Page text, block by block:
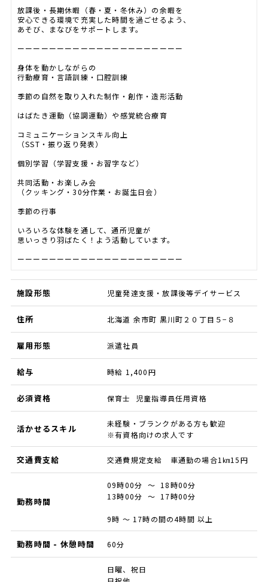
放課後・長期休暇（春・夏・冬休み）の余暇を
安心できる環境で充実した時間を過ごせるよう、
あそび、まなびをサポートします。
ーーーーーーーーーーーーーーーーーーーーー
身体を動かしながらの
行動療育・言語訓練・口腔訓練
季節の自然を取り入れた制作・創作・造形活動
はばたき運動（協調運動）や感覚統合療育
コミュニケーションスキル向上
（SST・振り返り発表）
個別学習（学習支援・お習字など）
共同活動・お楽しみ会
（クッキング・30分作業・お誕生日会）
季節の行事
いろいろな体験を通して、通所児童が
思いっきり羽ばたく！よう活動しています。
ーーーーーーーーーーーーーーーーーーーーー
施設形態 児童発達支援・放課後等デイサービス
住所 北海道 余市町 黒川町２０丁目５−８
雇用形態 派遣社員
給与 時給 1,400円
必須資格 保育士 児童指導員任用資格
活かせるスキル
未経験・ブランクがある方も歓迎
※有資格向けの求人です
交通費支給 交通費規定支給 車通勤の場合1㎞15円
勤務時間
09時00分 ～ 18時00分
13時00分 ～ 17時00分
9時 ～ 17時の間の4時間 以上
勤務時間 - 休憩時間 60分
日曜、祝日